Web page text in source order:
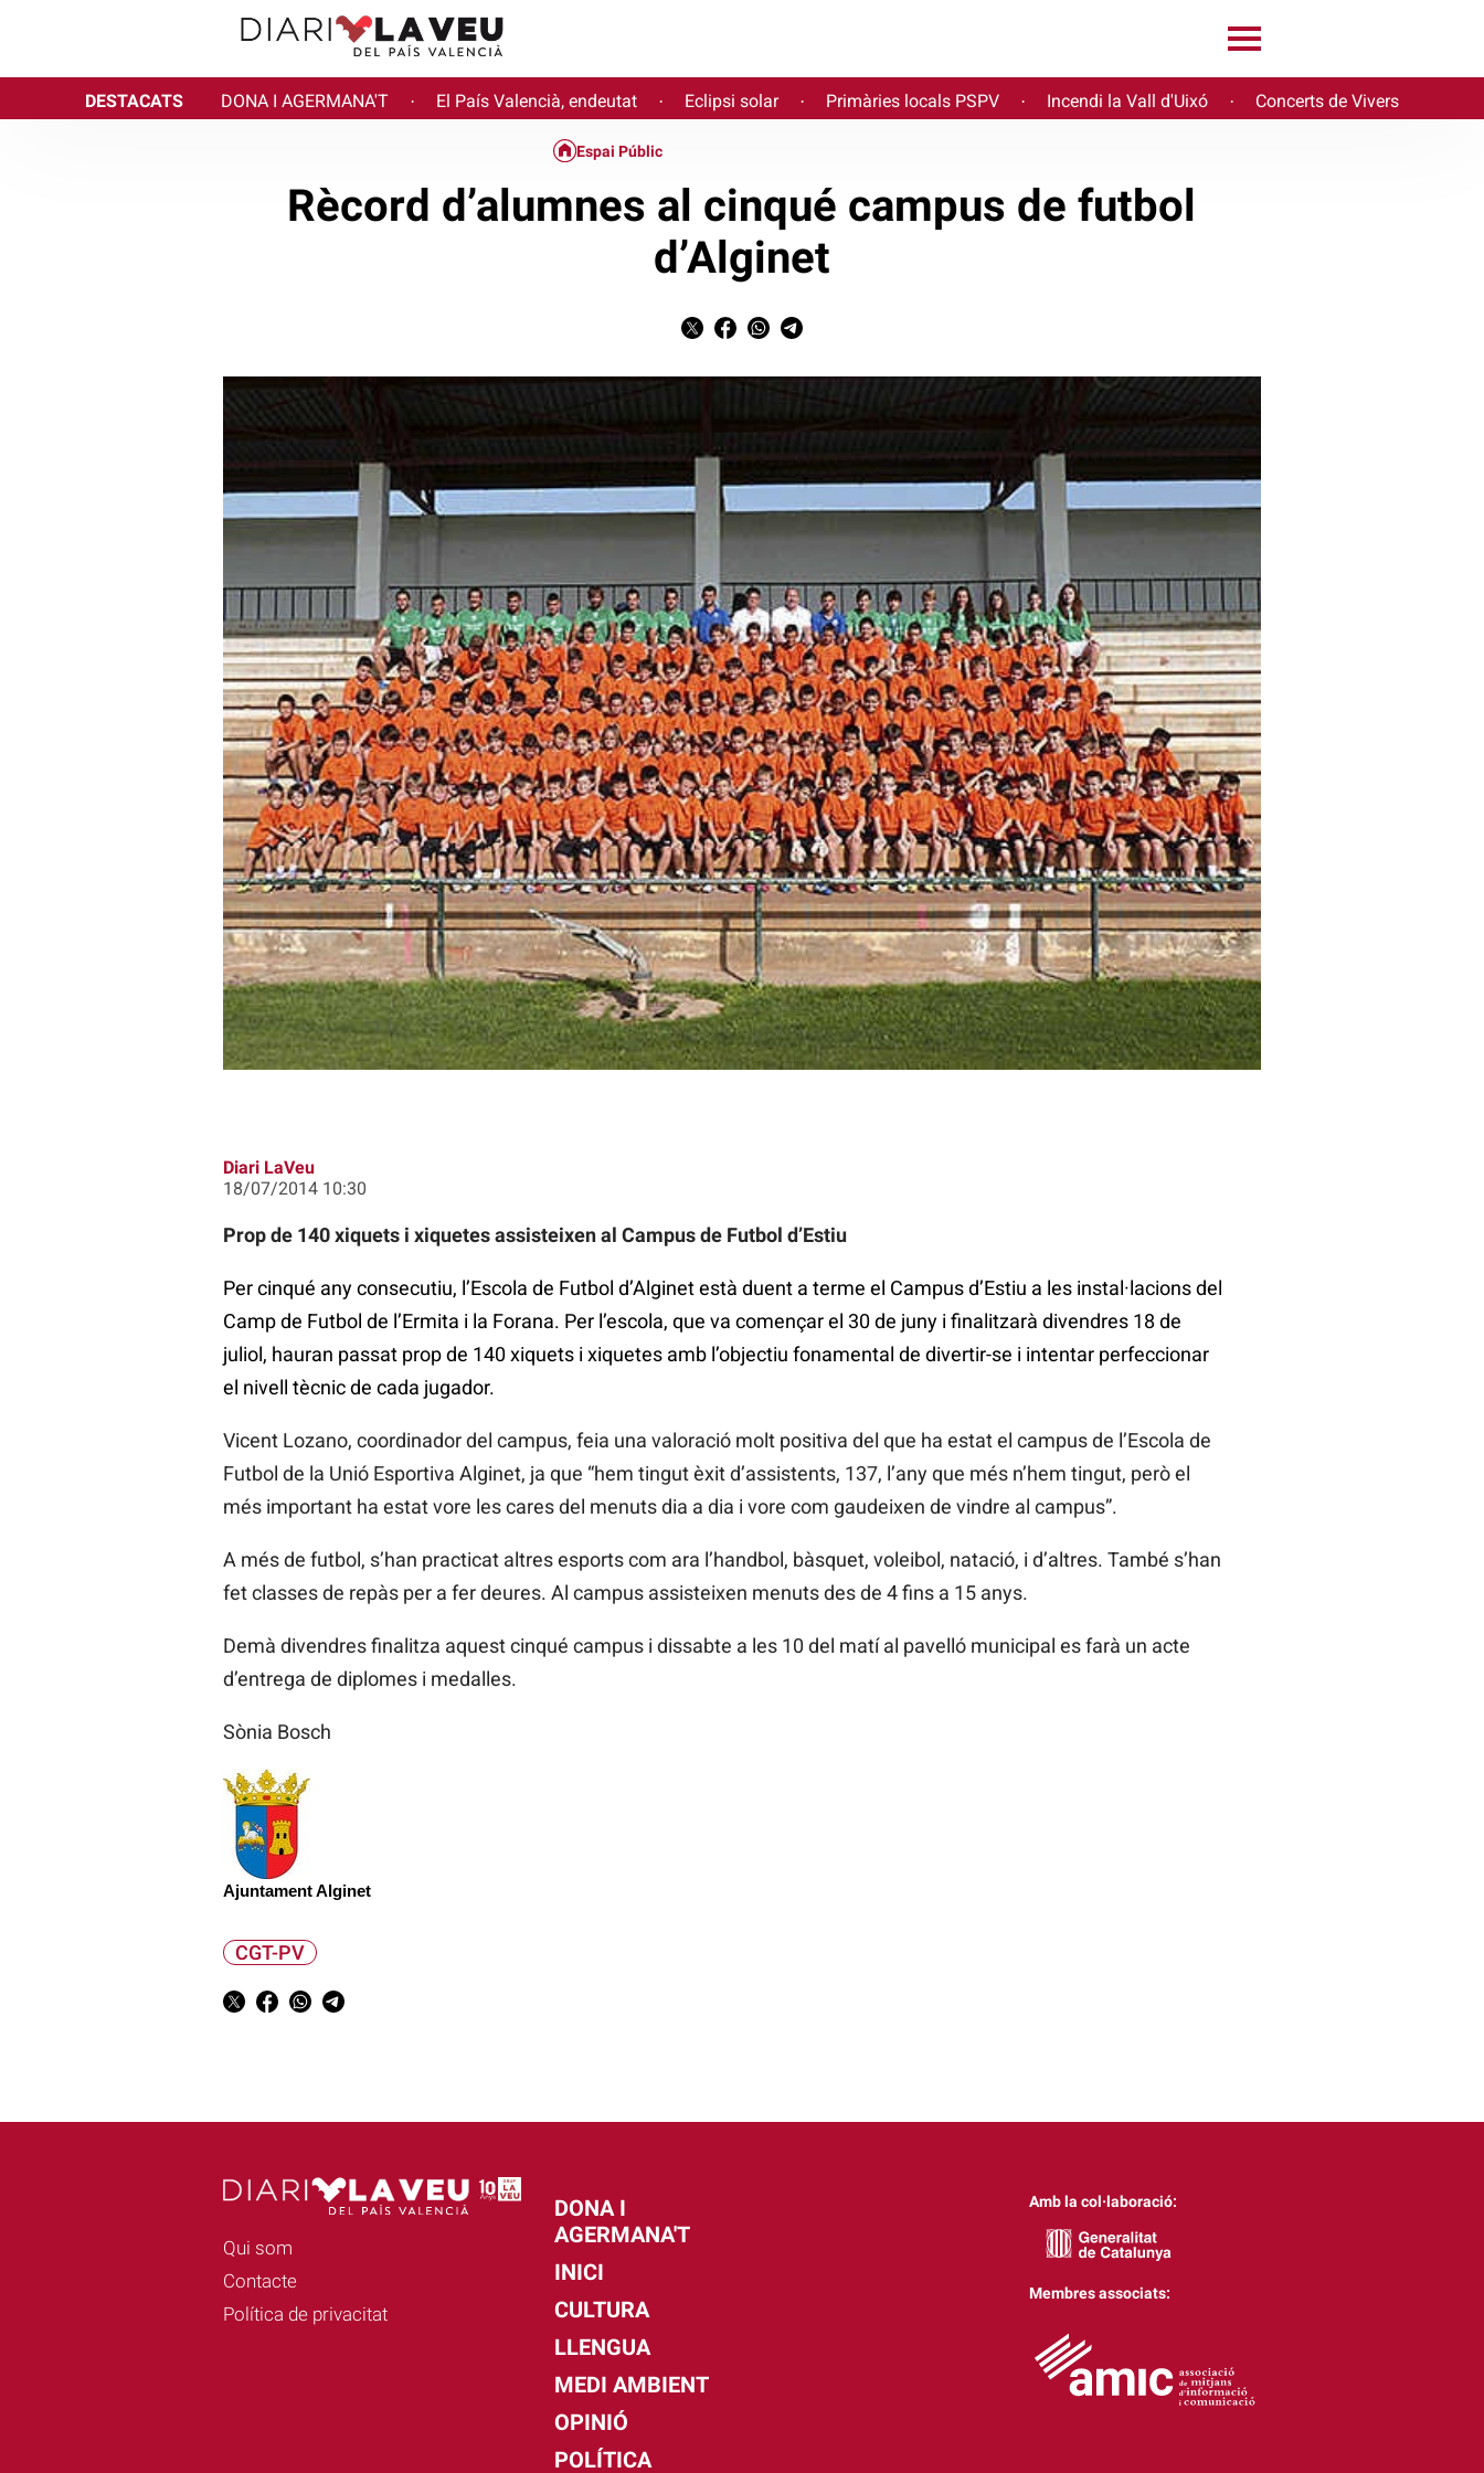
DESTACATS DONA I AGERMANA'T · El País Valencià, endeutat · Eclipsi solar · Primàries locals PSPV · Incendi la Vall d'Uixó · Concerts de Vivers
Espai Públic
Rècord d’alumnes al cinqué campus de futbol
d’Alginet
Diari LaVeu
18/07/2014 10:30
Prop de 140 xiquets i xiquetes assisteixen al Campus de Futbol d’Estiu
Per cinqué any consecutiu, l’Escola de Futbol d’Alginet està duent a terme el Campus d’Estiu a les instal·lacions del
Camp de Futbol de l’Ermita i la Forana. Per l’escola, que va començar el 30 de juny i finalitzarà divendres 18 de
juliol, hauran passat prop de 140 xiquets i xiquetes amb l’objectiu fonamental de divertir-se i intentar perfeccionar
el nivell tècnic de cada jugador.
Vicent Lozano, coordinador del campus, feia una valoració molt positiva del que ha estat el campus de l’Escola de
Futbol de la Unió Esportiva Alginet, ja que “hem tingut èxit d’assistents, 137, l’any que més n’hem tingut, però el
més important ha estat vore les cares del menuts dia a dia i vore com gaudeixen de vindre al campus”.
A més de futbol, s’han practicat altres esports com ara l’handbol, bàsquet, voleibol, natació, i d’altres. També s’han
fet classes de repàs per a fer deures. Al campus assisteixen menuts des de 4 fins a 15 anys.
Demà divendres finalitza aquest cinqué campus i dissabte a les 10 del matí al pavelló municipal es farà un acte
d’entrega de diplomes i medalles.
Sònia Bosch
Ajuntament Alginet
CGT-PV
Qui som
Contacte
Política de privacitat
DONA I
AGERMANA'T
INICI
CULTURA
LLENGUA
MEDI AMBIENT
OPINIÓ
POLÍTICA
Amb la col·laboració:
Membres associats: